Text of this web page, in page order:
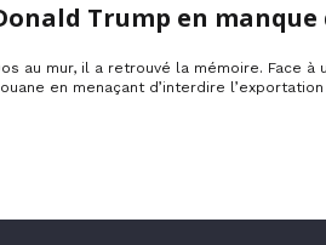
Trump en manque
au mur, il a retrouvé la mémoire. Face
en menaçant d’interdire